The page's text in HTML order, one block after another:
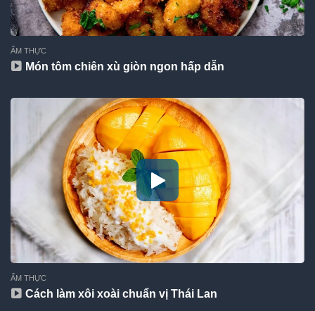
ẨM THỰC
Món tôm chiên xù giòn ngon hấp dẫn
ẨM THỰC
Cách làm xôi xoài chuẩn vị Thái Lan